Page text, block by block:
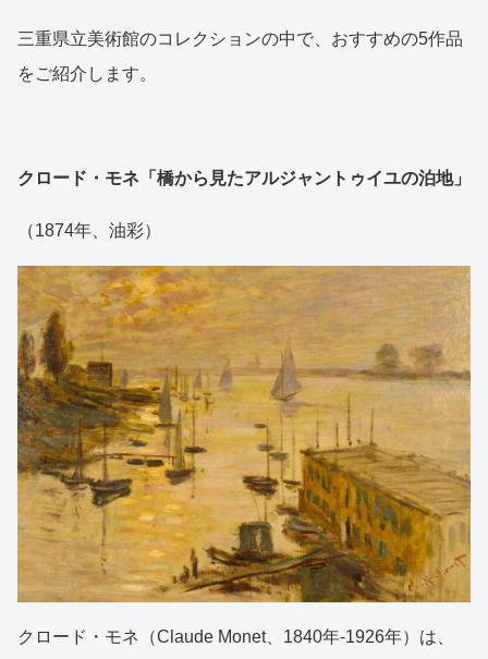
三重県立美術館のコレクションの中で、おすすめの5作品
をご紹介します。
クロード・モネ「橋から見たアルジャントゥイユの泊地」
（1874年、油彩）
クロード・モネ（Claude Monet、1840年-1926年）は、